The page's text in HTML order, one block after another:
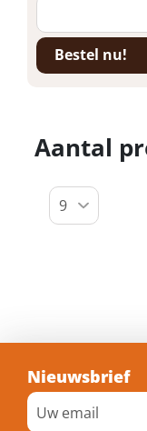
Bestel nu!
Aantal
Nieuwsbrief